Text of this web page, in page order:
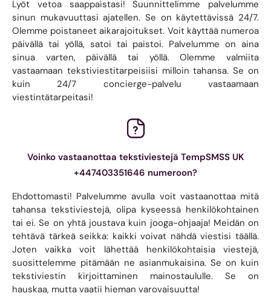
Lyöt vetoa saappaistasi! Suunnittelimme palvelumme
sinun mukavuuttasi ajatellen. Se on käytettävissä 24/7.
Olemme poistaneet aikarajoitukset. Voit käyttää numeroa
päivällä tai yöllä, satoi tai paistoi. Palvelumme on aina
sinua varten, päivällä tai yöllä. Olemme valmiita
vastaamaan tekstiviestitarpeisiisi milloin tahansa. Se on
kuin 24/7 concierge-palvelu vastaamaan
viestintätarpeitasi!
Voinko vastaanottaa tekstiviestejä TempSMSS UK
+447403351646 numeroon?
Ehdottomasti! Palvelumme avulla voit vastaanottaa mitä
tahansa tekstiviestejä, olipa kyseessä henkilökohtainen
tai ei. Se on yhtä joustava kuin jooga-ohjaaja! Meidän on
tehtävä tärkeä seikka: kaikki voivat nähdä viestisi täällä.
Joten vaikka voit lähettää henkilökohtaisia ​​viestejä,
suosittelemme pitämään ne asianmukaisina. Se on kuin
tekstiviestin kirjoittaminen mainostaululle. Se on
hauskaa, mutta vaatii hieman varovaisuutta!